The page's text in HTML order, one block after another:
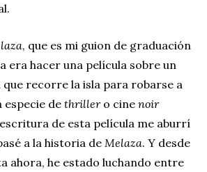
, que es mi guion de graduación
era hacer una película sobre un
recorre la isla para robarse a
especie de thrillero cine noir
de esta película me aburrí
a la historia de Melaza. Y desde
ahora, he estado luchando entre